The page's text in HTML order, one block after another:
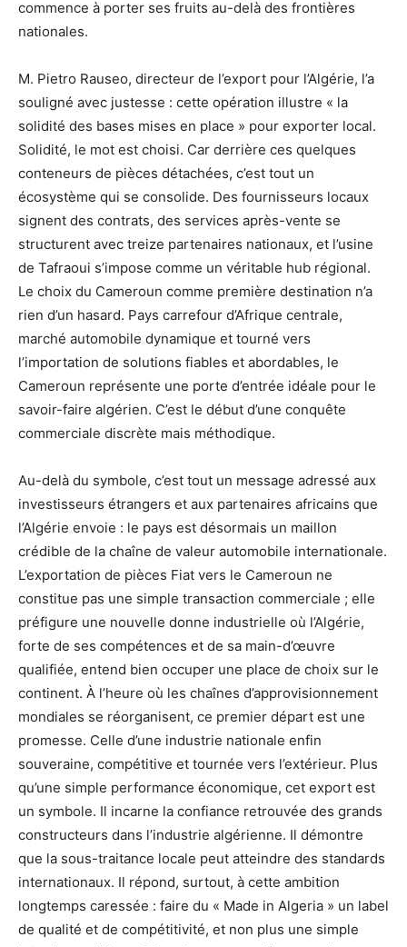
commence à porter ses fruits au-delà des frontières
nationales.
M. Pietro Rauseo, directeur de l’export pour l’Algérie, l’a
souligné avec justesse : cette opération illustre « la
solidité des bases mises en place » pour exporter local.
Solidité, le mot est choisi. Car derrière ces quelques
conteneurs de pièces détachées, c’est tout un
écosystème qui se consolide. Des fournisseurs locaux
signent des contrats, des services après-vente se
structurent avec treize partenaires nationaux, et l’usine
de Tafraoui s’impose comme un véritable hub régional.
Le choix du Cameroun comme première destination n’a
rien d’un hasard. Pays carrefour d’Afrique centrale,
marché automobile dynamique et tourné vers
l’importation de solutions fiables et abordables, le
Cameroun représente une porte d’entrée idéale pour le
savoir-faire algérien. C’est le début d’une conquête
commerciale discrète mais méthodique.
Au-delà du symbole, c’est tout un message adressé aux
investisseurs étrangers et aux partenaires africains que
l’Algérie envoie : le pays est désormais un maillon
crédible de la chaîne de valeur automobile internationale.
L’exportation de pièces Fiat vers le Cameroun ne
constitue pas une simple transaction commerciale ; elle
préfigure une nouvelle donne industrielle où l’Algérie,
forte de ses compétences et de sa main-d’œuvre
qualifiée, entend bien occuper une place de choix sur le
continent. À l’heure où les chaînes d’approvisionnement
mondiales se réorganisent, ce premier départ est une
promesse. Celle d’une industrie nationale enfin
souveraine, compétitive et tournée vers l’extérieur. Plus
qu’une simple performance économique, cet export est
un symbole. Il incarne la confiance retrouvée des grands
constructeurs dans l’industrie algérienne. Il démontre
que la sous-traitance locale peut atteindre des standards
internationaux. Il répond, surtout, à cette ambition
longtemps caressée : faire du « Made in Algeria » un label
de qualité et de compétitivité, et non plus une simple